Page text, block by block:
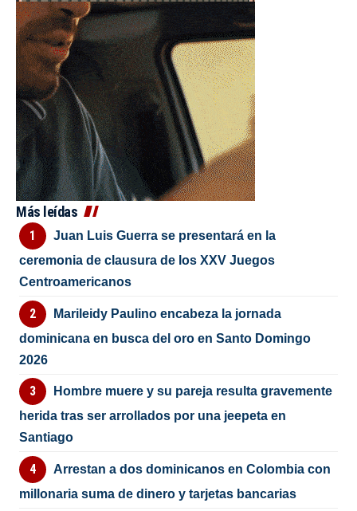
Más leídas
Juan Luis Guerra se presentará en la
ceremonia de clausura de los XXV Juegos
Centroamericanos
Marileidy Paulino encabeza la jornada
dominicana en busca del oro en Santo Domingo
2026
Hombre muere y su pareja resulta gravemente
herida tras ser arrollados por una jeepeta en
Santiago
Arrestan a dos dominicanos en Colombia con
millonaria suma de dinero y tarjetas bancarias